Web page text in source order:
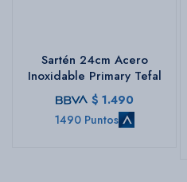
Sartén 24cm Acero
Inoxidable Primary Tefal
$ 1.490
1490 Puntos